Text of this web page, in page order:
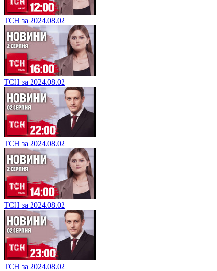
ТСН за 2024.08.02
ТСН за 2024.08.02
ТСН за 2024.08.02
ТСН за 2024.08.02
ТСН за 2024.08.02